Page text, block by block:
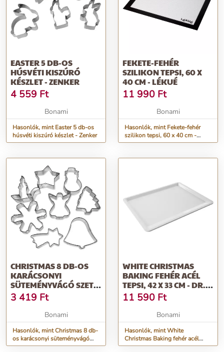
EASTER 5 DB-OS
HÚSVÉTI KISZÚRÓ
KÉSZLET - ZENKER
4 559 Ft
Bonami
Hasonlók, mint Easter 5 db-os
húsvéti kiszúró készlet - Zenker
FEKETE-FEHÉR
SZILIKON TEPSI, 60 X
40 CM - LÉKUÉ
11 990 Ft
Bonami
Hasonlók, mint Fekete-fehér
szilikon tepsi, 60 x 40 cm -
Lékué
CHRISTMAS 8 DB-OS
KARÁCSONYI
SÜTEMÉNYVÁGÓ SZETT
- GUARDINI
3 419 Ft
Bonami
Hasonlók, mint Christmas 8 db-
os karácsonyi süteményvágó
szett - Guardini
WHITE CHRISTMAS
BAKING FEHÉR ACÉL
TEPSI, 42 X 33 CM - DR.
OETKER
11 590 Ft
Bonami
Hasonlók, mint White
Christmas Baking fehér acél
tepsi, 42 x 33 cm - Dr. Oetker